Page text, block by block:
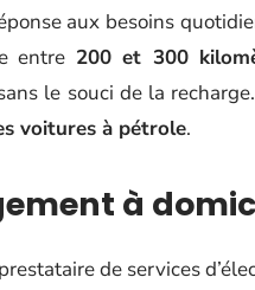
aux besoins
entre 200 et 300
le souci de la
voitures à pétrole.
à
de services